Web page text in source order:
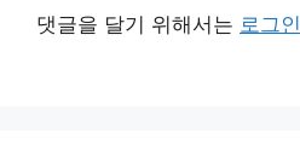
댓글을 달기 위해서는 로그인